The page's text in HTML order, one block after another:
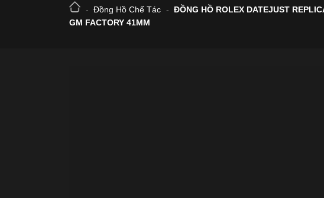
- Đồng Hồ Chế Tác - ĐỒNG HỒ ROLEX DATEJUST
GM FACTORY 41MM